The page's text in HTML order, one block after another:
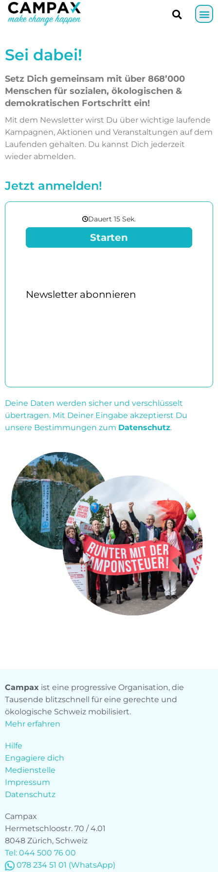
Sei dabei!
Setz Dich gemeinsam mit über 868’000
Menschen für sozialen, ökologischen &
demokratischen Fortschritt ein!
Mit dem Newsletter wirst Du über wichtige laufende
Kampagnen, Aktionen und Veranstaltungen auf dem
Laufenden gehalten. Du kannst Dich jederzeit
wieder abmelden.
Jetzt anmelden!
Deine Daten werden sicher und verschlüsselt
übertragen. Mit Deiner Eingabe akzeptierst Du
unsere Bestimmungen zum Datenschutz.
Campax ist eine progressive Organisation, die
Tausende blitzschnell für eine gerechte und
ökologische Schweiz mobilisiert.
Mehr erfahren
Hilfe
Engagiere dich
Medienstelle
Impressum
Datenschutz
Campax
Hermetschloostr. 70 / 4.01
8048 Zürich, Schweiz
Tel: 044 500 76 00
078 234 51 01 (WhatsApp)